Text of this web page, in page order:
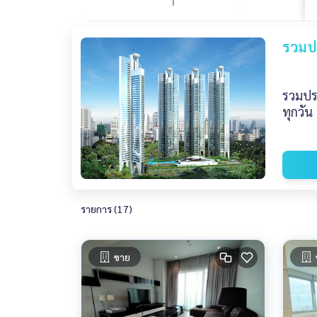
รวม
รวมป
ทุกวัน
รายการ (17)
ขาย